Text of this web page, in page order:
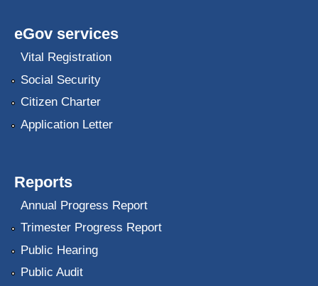
eGov services
Vital Registration
Social Security
Citizen Charter
Application Letter
Reports
Annual Progress Report
Trimester Progress Report
Public Hearing
Public Audit